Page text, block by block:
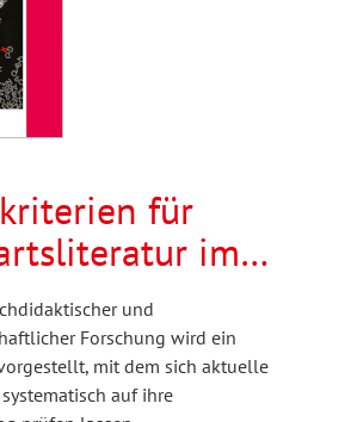
für
im
und
Forschung wird ein
mit dem sich aktuelle
auf ihre